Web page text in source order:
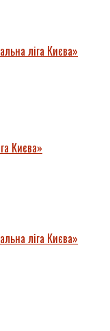
ліга Києва»
Києва»
ліга Києва»